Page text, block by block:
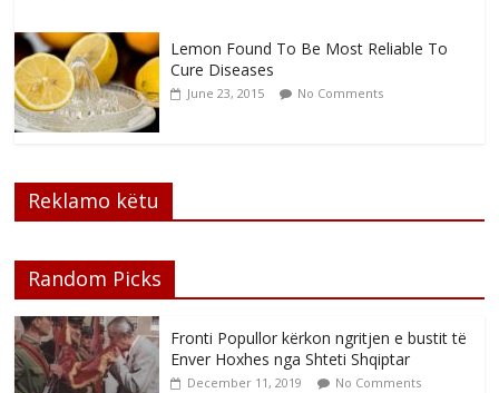
Lemon Found To Be Most Reliable To
Cure Diseases
June 23, 2015 No Comments
Reklamo këtu
Random Picks
Fronti Popullor kërkon ngritjen e bustit të
Enver Hoxhes nga Shteti Shqiptar
December 11, 2019 No Comments